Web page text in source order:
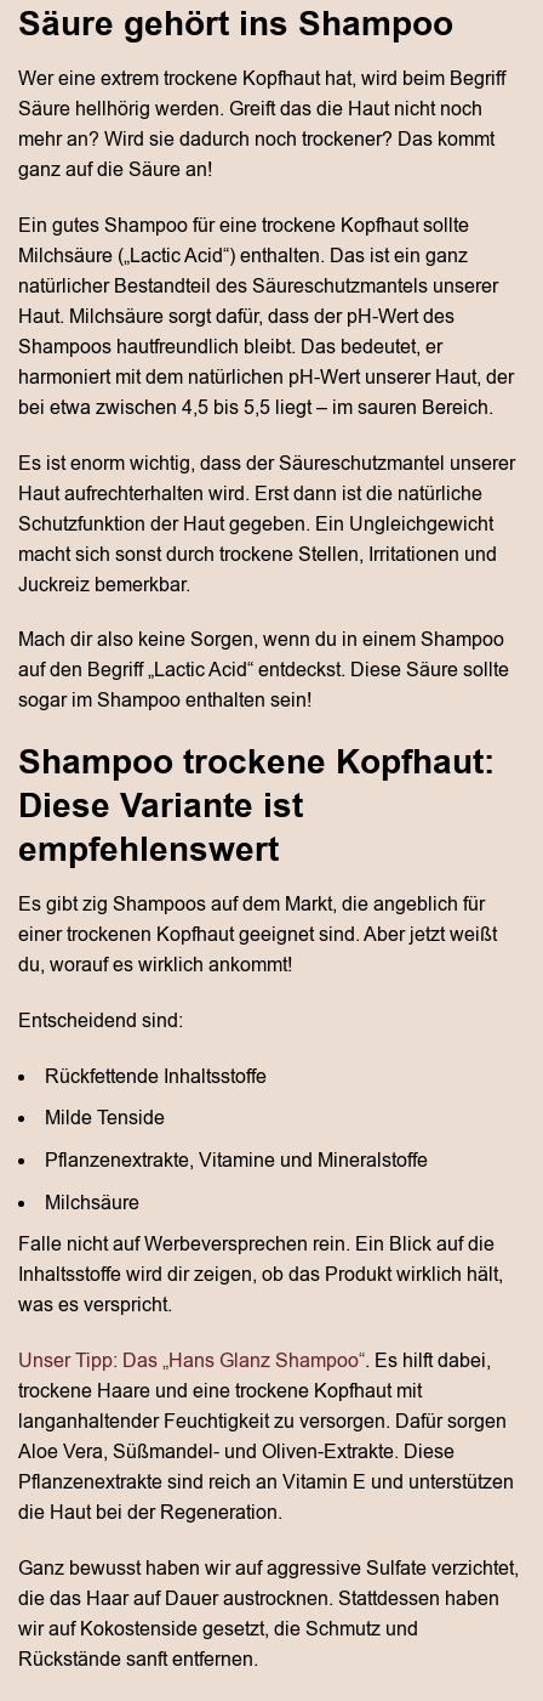
Säure gehört ins Shampoo
Wer eine extrem trockene Kopfhaut hat, wird beim Begriff
Säure hellhörig werden. Greift das die Haut nicht noch
mehr an? Wird sie dadurch noch trockener? Das kommt
ganz auf die Säure an!
Ein gutes Shampoo für eine trockene Kopfhaut sollte
Milchsäure („Lactic Acid“) enthalten. Das ist ein ganz
natürlicher Bestandteil des Säureschutzmantels unserer
Haut. Milchsäure sorgt dafür, dass der pH-Wert des
Shampoos hautfreundlich bleibt. Das bedeutet, er
harmoniert mit dem natürlichen pH-Wert unserer Haut, der
bei etwa zwischen 4,5 bis 5,5 liegt – im sauren Bereich.
Es ist enorm wichtig, dass der Säureschutzmantel unserer
Haut aufrechterhalten wird. Erst dann ist die natürliche
Schutzfunktion der Haut gegeben. Ein Ungleichgewicht
macht sich sonst durch trockene Stellen, Irritationen und
Juckreiz bemerkbar.
Mach dir also keine Sorgen, wenn du in einem Shampoo
auf den Begriff „Lactic Acid“ entdeckst. Diese Säure sollte
sogar im Shampoo enthalten sein!
Shampoo trockene Kopfhaut:
Diese Variante ist
empfehlenswert
Es gibt zig Shampoos auf dem Markt, die angeblich für
einer trockenen Kopfhaut geeignet sind. Aber jetzt weißt
du, worauf es wirklich ankommt!
Entscheidend sind:
Rückfettende Inhaltsstoffe
Milde Tenside
Pflanzenextrakte, Vitamine und Mineralstoffe
Milchsäure
Falle nicht auf Werbeversprechen rein. Ein Blick auf die
Inhaltsstoffe wird dir zeigen, ob das Produkt wirklich hält,
was es verspricht.
Unser Tipp: Das „Hans Glanz Shampoo“. Es hilft dabei,
trockene Haare und eine trockene Kopfhaut mit
langanhaltender Feuchtigkeit zu versorgen. Dafür sorgen
Aloe Vera, Süßmandel- und Oliven-Extrakte. Diese
Pflanzenextrakte sind reich an Vitamin E und unterstützen
die Haut bei der Regeneration.
Ganz bewusst haben wir auf aggressive Sulfate verzichtet,
die das Haar auf Dauer austrocknen. Stattdessen haben
wir auf Kokostenside gesetzt, die Schmutz und
Rückstände sanft entfernen.